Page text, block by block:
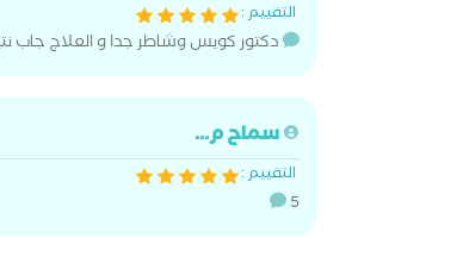
التقييم :
دكتور كويس وشاطر جدا و العلاج جاب
سماح م...
التقييم :
5